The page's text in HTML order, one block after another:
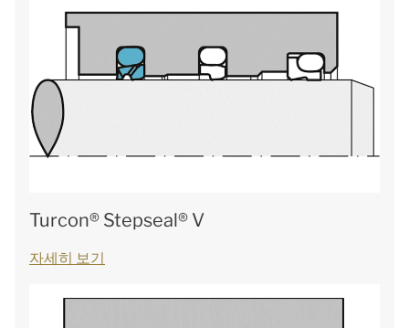
Turcon® Stepseal® V
자세히 보기